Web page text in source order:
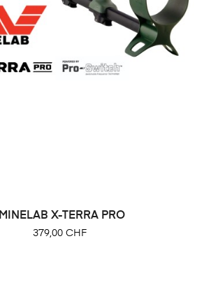
MINELAB X-TERRA PRO
Prix
379,00 CHF